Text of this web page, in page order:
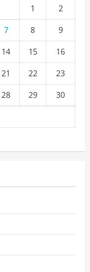
1
2
7 8
9
14 15
16
21 22
23
28 29
30